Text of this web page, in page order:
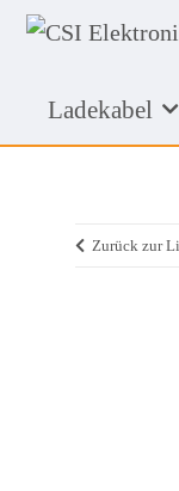
Ladekabel
Zurück zur